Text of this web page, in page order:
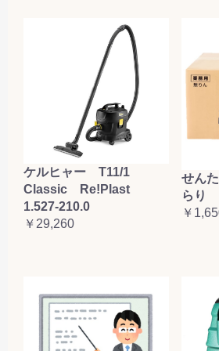
お買い物を続ける
ケルヒャー T11/1
Classic Re!Plast
1.527-210.0
￥29,260
せん
らり
￥